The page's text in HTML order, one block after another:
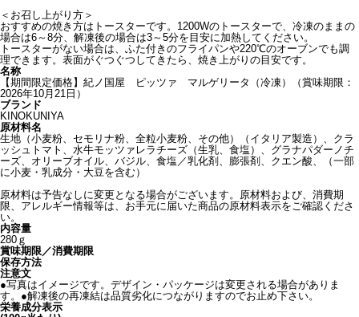
＜お召し上がり方＞
おすすめの焼き方はトースターです。1200Wのトースターで、冷凍のままの
場合は6～8分、解凍後の場合は3～5分を目安に加熱してください。
トースターがない場合は、ふた付きのフライパンや220℃のオーブンでも調
理できます。表面がぐつぐつしてきたら、焼き上がりの目安です。
名称
【期間限定価格】紀ノ国屋 ピッツァ マルゲリータ（冷凍）（賞味期限：
2026年10月21日）
ブランド
KINOKUNIYA
原材料名
生地（小麦粉、セモリナ粉、全粒小麦粉、その他）（イタリア製造）、クラ
ッシュトマト、水牛モッツァレラチーズ（生乳、食塩）、グラナパダーノチ
ーズ、オリーブオイル、バジル、食塩／乳化剤、膨張剤、クエン酸、（一部
に小麦・乳成分・大豆を含む）
原材料は予告なしに変更となる場合がございます。原材料および、消費期
限、アレルギー情報等は、お手元に届いた商品の原材料表示をご確認くださ
い。
内容量
280ｇ
賞味期限／消費期限
保存方法
注意文
●写真はイメージです。デザイン・パッケージは変更される場合がありま
す。●解凍後の再凍結は品質劣化につながりますのでお止め下さい。
栄養成分表示